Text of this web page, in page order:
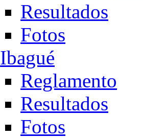
Resultados
Fotos
Ibagué
Reglamento
Resultados
Fotos